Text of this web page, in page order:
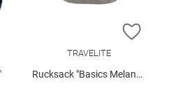
WUNSCHLISTE HINZUFÜGEN
ZUR
TRAVELITE
Rucksack "Basics Melange"